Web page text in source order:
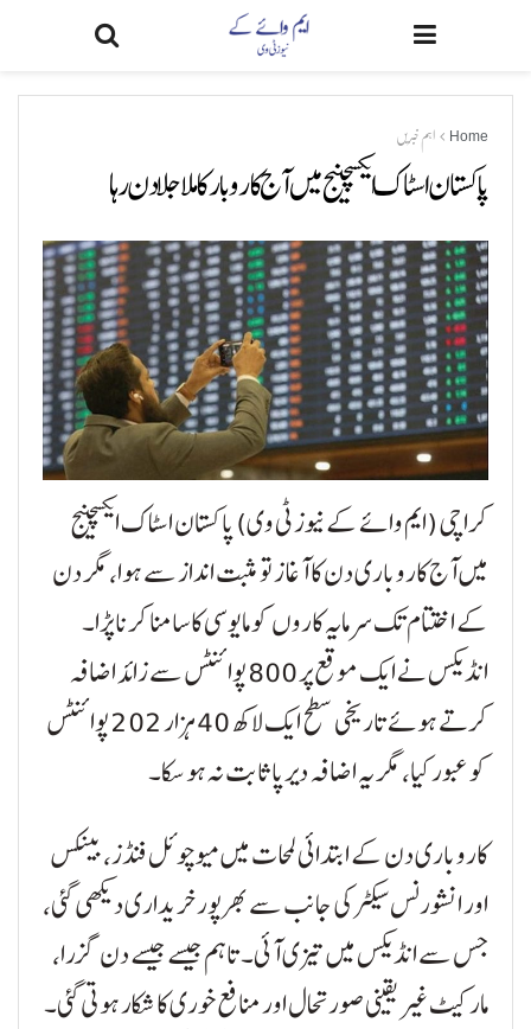
Home اہم خبریں
پاکستان اسٹاک ایکسچینج میں آج کاروبارکا ملاجلا دن رہا
کراچی (ایم وائے کے نیوز ٹی وی) پاکستان اسٹاک ایکسچینج
میں آج کاروباری دن کا آغاز تو مثبت انداز سے ہوا، مگر دن
کے اختتام تک سرمایہ کاروں کو مایوسی کا سامنا کرنا پڑا۔
انڈیکس نے ایک موقع پر 800 پوائنٹس سے زائد اضافہ
کرتے ہوئے تاریخی سطح ایک لاکھ 40 ہزار 202 پوائنٹس
کو عبور کیا، مگر یہ اضافہ دیرپا ثابت نہ ہو سکا۔
کاروباری دن کے ابتدائی لمحات میں میوچوئل فنڈز، بینکس
اور انشورنس سیکٹر کی جانب سے بھرپور خریداری دیکھی گئی،
جس سے انڈیکس میں تیزی آئی۔ تاہم جیسے جیسے دن گزرا،
مارکیٹ غیر یقینی صورتحال اور منافع خوری کا شکار ہوتی گئی۔